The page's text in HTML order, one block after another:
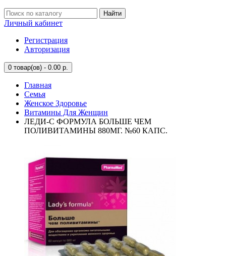
Найти
Личный кабинет
Регистрация
Авторизация
0 товар(ов) - 0.00 р.
Главная
Семья
Женское Здоровье
Витамины Для Женщин
ЛЕДИ-С ФОРМУЛА БОЛЬШЕ ЧЕМ
ПОЛИВИТАМИНЫ 880МГ. №60 КАПС.